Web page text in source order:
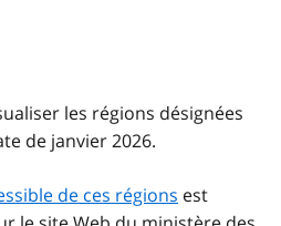
les régions désignées
de janvier 2026.
de ces régions est